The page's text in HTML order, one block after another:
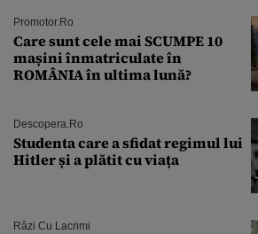
Promotor.ro
Care sunt cele mai SCUMPE 10
mașini înmatriculate în
ROMÂNIA în ultima lună?
Descopera.ro
Studenta care a sfidat regimul lui
Hitler și a plătit cu viața
Râzi Cu Lacrimi